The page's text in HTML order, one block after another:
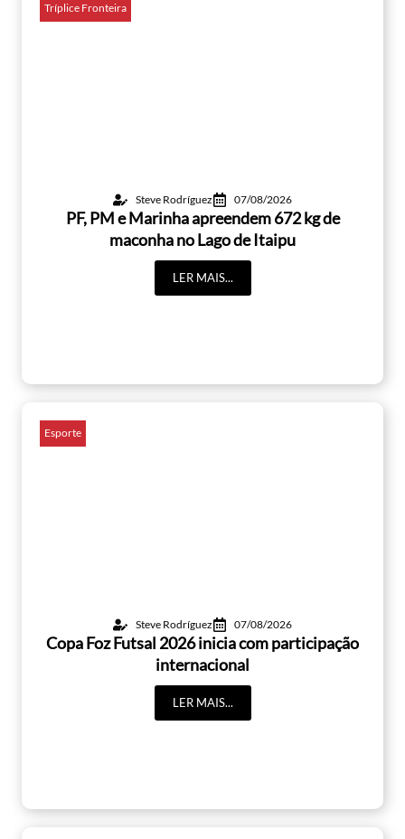
Tríplice Fronteira
Steve Rodríguez 07/08/2026
PF, PM e Marinha apreendem 672 kg de
maconha no Lago de Itaipu
LER MAIS...
Esporte
Steve Rodríguez 07/08/2026
Copa Foz Futsal 2026 inicia com participação
internacional
LER MAIS...